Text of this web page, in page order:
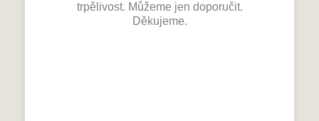
trpělivost. Můžeme jen doporučit.
Děkujeme.